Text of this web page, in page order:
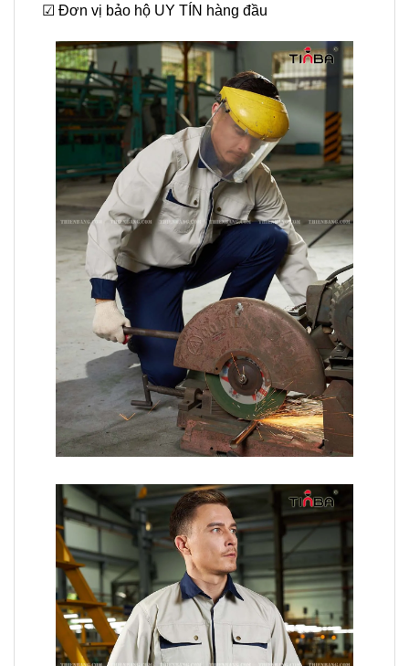
☑ Đơn vị bảo hộ UY TÍN hàng đầu